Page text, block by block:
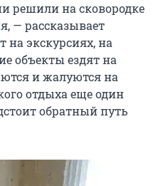
решили на сковородке
— рассказывает
экскурсиях, на
объекты ездят на
и жалуются на
отдыха еще один
обратный путь